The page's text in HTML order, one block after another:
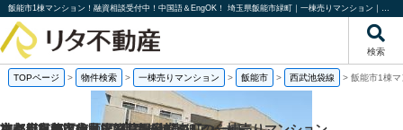
飯能市1棟マンション！融資相談受付中！中国語＆EngOK！ 埼玉県飯能市緑町｜一棟売りマンション｜投資物件や収益物件｜株式会社リタ不動産
検索
TOPページ > 物件検索 > 一棟売りマンション > 飯能市 > 西武池袋線 > 飯能市1棟